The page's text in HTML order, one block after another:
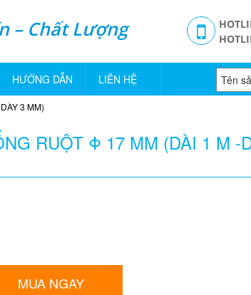
– Chất Lượng
HƯỚNG DẪN LIÊN HỆ
3 MM)
RUỘT Φ 17 MM (DÀI 1 M -
MUA NGAY